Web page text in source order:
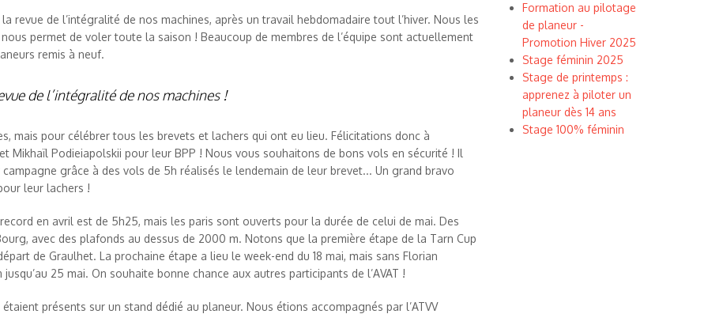
revue de l’intégralité de nos machines, après un travail hebdomadaire tout l’hiver. Nous les
permet de voler toute la saison ! Beaucoup de membres de l’équipe sont actuellement
remis à neuf.
de l’intégralité de nos machines !
mais pour célébrer tous les brevets et lachers qui ont eu lieu. Félicitations donc à
Mikhaïl Podieiapolskii pour leur BPP ! Nous vous souhaitons de bons vols en sécurité ! Il
grâce à des vols de 5h réalisés le lendemain de leur brevet... Un grand bravo
leur lachers !
en avril est de 5h25, mais les paris sont ouverts pour la durée de celui de mai. Des
avec des plafonds au dessus de 2000 m. Notons que la première étape de la Tarn Cup
de Graulhet. La prochaine étape a lieu le week-end du 18 mai, mais sans Florian
25 mai. On souhaite bonne chance aux autres participants de l’AVAT !
étaient présents sur un stand dédié au planeur. Nous étions accompagnés par l’ATVV
Formation au pilotage
de planeur -
Promotion Hiver 2025
Stage féminin 2025
Stage de printemps :
apprenez à piloter un
planeur dès 14 ans
Stage 100% féminin